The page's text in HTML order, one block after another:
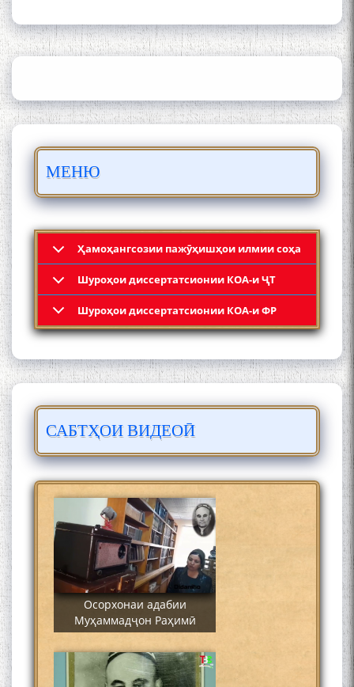
МЕНЮ
Ҳамоҳангсозии пажӯҳишҳои илмии соҳа
Шyроҳои диссертатсионии КОА-и ҶТ
Шyроҳои диссертатсионии КОА-и ФР
САБТҲОИ ВИДЕОӢ
АКАДЕМИЯИ МИЛЛИИ
ИЛМҲОИ ТОҶИКИСТОН
БО 4 000 000 СОМОНӢ
МӮЪМИН ҚАНОАТ СОХТА
Кадамчо Худои Шарифзода
Сайре дар Осорхона
Муҳаммадҷон Раҳимӣ
Осорхонаи адабии
Муҳаммадҷон Раҳимӣ